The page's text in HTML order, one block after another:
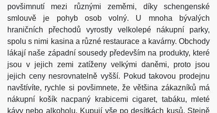
povšimnutí mezi různými zeměmi, díky schengenské
smlouvě je pohyb osob volný. U mnoha bývalých
hraničních přechodů vyrostly velkolepé nákupní parky,
spolu s nimi kasina a různé restaurace a kavárny. Obchody
lákají naše západní sousedy především na produkty, které
jsou v jejich zemi zatíženy velkými daněmi, proto jsou
jejich ceny nesrovnatelně vyšší. Pokud takovou prodejnu
navštívíte, rychle si povšimnete, že většina zákazníků má
nákupní košík nacpaný krabicemi cigaret, tabáku, mleté
kávy nebo alkoholu. Kupují vše po desítkách kusů. Stejně